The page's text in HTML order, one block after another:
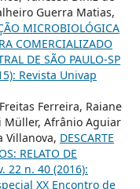
Guerra Matias,
MICROBIOLÓGICA
COMERCIALIZADO
DE SÃO PAULO-SP
Revista Univap
Ferreira, Raiane
Müller, Afrânio Aguiar
Villanova, DESCARTE
RELATO DE
22 n. 40 (2016):
XX Encontro de